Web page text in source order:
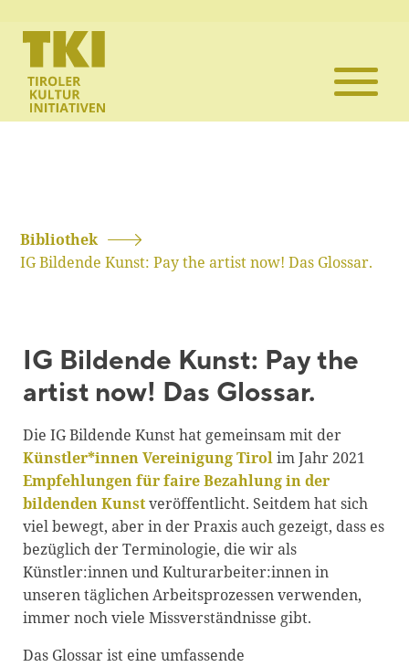
Bibliothek
IG Bildende Kunst: Pay the artist now! Das Glossar.
IG Bildende Kunst: Pay the
artist now! Das Glossar.
Die IG Bildende Kunst hat gemeinsam mit der
Künstler*innen Vereinigung Tirolim Jahr 2021
Empfehlungen für faire Bezahlung in der
bildenden Kunstveröffentlicht. Seitdem hat sich
viel bewegt, aber in der Praxis auch gezeigt, dass es
bezüglich der Terminologie, die wir als
Künstler:innen und Kulturarbeiter:innen in
unseren täglichen Arbeitsprozessen verwenden,
immer noch viele Missverständnisse gibt.
Das Glossar ist eine umfassende
Die TKI
Mitglieder
Kontakt
Blackboard
Bibliothek
Presse
Newsletter
Glossar
Downloads